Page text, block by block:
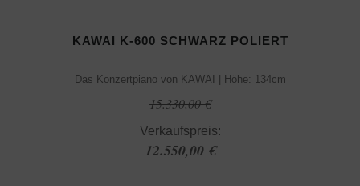
KAWAI K-600 SCHWARZ POLIERT
Das Konzertpiano von KAWAI | Höhe: 134cm
15.330,00 €
Verkaufspreis:
12.550,00 €